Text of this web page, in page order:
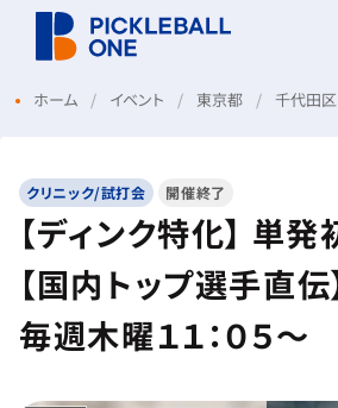
ホーム イベント 東京都 千代田区
クリニック/試打会 開催終了
【ディンク特化】 単
【国内トップ選手直伝
毎週木曜１１：０５～